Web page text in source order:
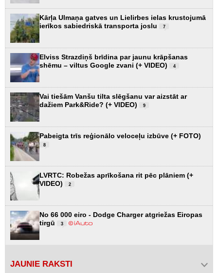
Kārļa Ulmaņa gatves un Lielirbes ielas krustojumā
ierīkos sabiedriskā transporta joslu
7
Elviss Strazdiņš brīdina par jaunu krāpšanas
shēmu – viltus Google zvani (+ VIDEO)
4
Vai tiešām Vanšu tilta slēgšanu var aizstāt ar
dažiem Park&Ride? (+ VIDEO)
9
Pabeigta trīs reģionālo veloceļu izbūve (+ FOTO)
8
LVRTC: Robežas aprīkošana rit pēc plāniem (+
VIDEO)
2
No 66 000 eiro - Dodge Charger atgriežas Eiropas
tirgū
3
JAUNIE RAKSTI